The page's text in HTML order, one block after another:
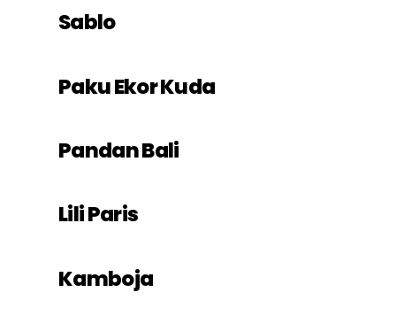
Sablo
Paku Ekor Kuda
Pandan Bali
Lili Paris
Kamboja